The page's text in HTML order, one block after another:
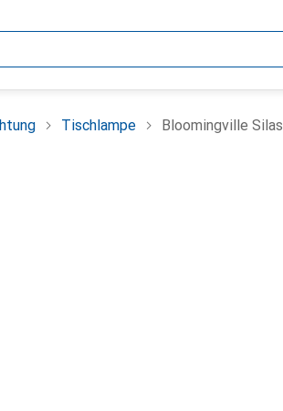
Tischlampe Bloomingville Silas